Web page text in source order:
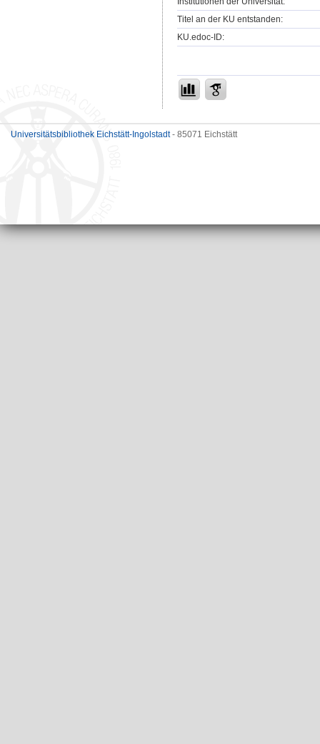
Titel an der KU entstanden:
KU.edoc-ID:
Universitätsbibliothek Eichstätt-Ingolstadt- 85071 Eichstätt